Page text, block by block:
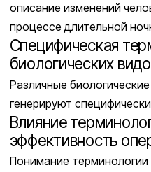
описание изменений
процессе длительной
Специфическая
биологических
Различные
генерируют
Влияние
эффективность
Понимание терминологии